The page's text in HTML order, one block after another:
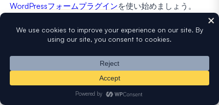
WordPressフォームプラグインを使い始めましょう。
が付属しています。
でフォローしてください。
開示：当社のコンテンツは読者によってサポートされています。これは、
一部のリンクをクリックすると、手数料が発生する可能性があることを意